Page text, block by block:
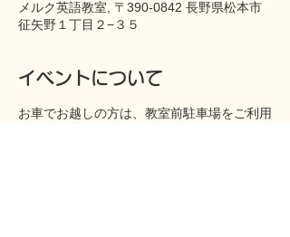
メルク英語教室, 〒390-0842 長野県松本市
征矢野１丁目２−３５
イベントについて
お車でお越しの方は、教室前駐車場をご利用